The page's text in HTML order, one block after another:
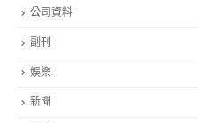
公司資料
副刊
娛樂
新聞